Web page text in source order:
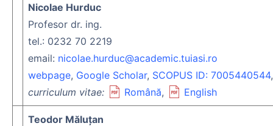
Nicolae Hurduc
Profesor dr. ing.
tel.: 0232 70 2219
email: nicolae.hurduc@academic.tuiasi.ro
webpage, Google Scholar, SCOPUS ID: 7005440544
curriculum vitae:
Română, English
Teodor Măluţan